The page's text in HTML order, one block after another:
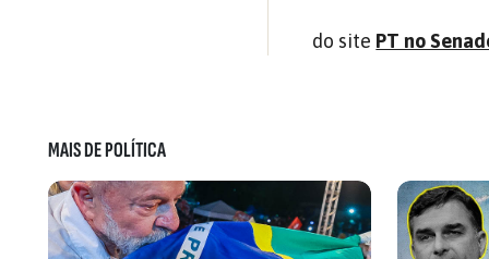
do site PT no
MAIS DE POLÍTICA